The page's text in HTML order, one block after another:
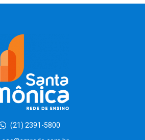
(21) 2391-5800